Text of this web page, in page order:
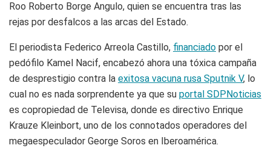
Roo Roberto Borge Angulo, quien se encuentra tras las
rejas por desfalcos a las arcas del Estado.
El periodista Federico Arreola Castillo, financiado por el
pedófilo Kamel Nacif, encabezó ahora una tóxica campaña
de desprestigio contra la exitosa vacuna rusa Sputnik V, lo
cual no es nada sorprendente ya que su portal SDPNoticias
es copropiedad de Televisa, donde es directivo Enrique
Krauze Kleinbort, uno de los connotados operadores del
megaespeculador George Soros en Iberoamérica.